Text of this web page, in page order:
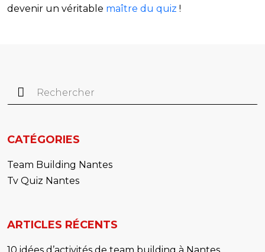
devenir un véritable maître du quiz !
Rechercher :
CATÉGORIES
Team Building Nantes
Tv Quiz Nantes
ARTICLES RÉCENTS